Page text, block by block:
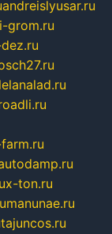
andreislyusar.ru
grom.ru
x-ton.ru
manunae.ru
tajuncos.ru